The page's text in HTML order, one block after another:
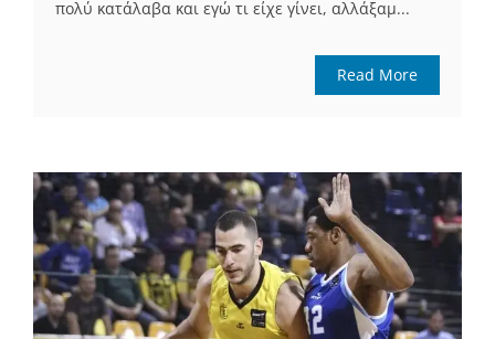
πολύ κατάλαβα και εγώ τι είχε γίνει, αλλάξαμ...
Read More